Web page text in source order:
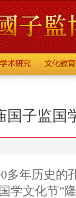
国子监国
多年历史的
学文化节”